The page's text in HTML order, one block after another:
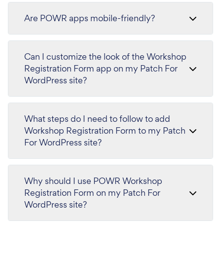
Are POWR apps mobile-friendly?
Can I customize the look of the Workshop
Registration Form app on my Patch For
WordPress site?
What steps do I need to follow to add
Workshop Registration Form to my Patch
For WordPress site?
Why should I use POWR Workshop
Registration Form on my Patch For
WordPress site?